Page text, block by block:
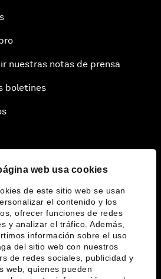
web usa cookies
de este sitio web se usan
el contenido y los
ofrecer funciones de redes
y analizar el tráfico. Además,
información sobre el uso
del sitio web con nuestros
de redes sociales, publicidad y
web, quienes pueden
nuestras notas de prensa
boletines
idiomas